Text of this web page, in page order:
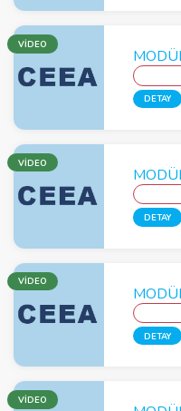
VİDEO
DETAY
VİDEO
DETAY
VİDEO
DETAY
VİDEO